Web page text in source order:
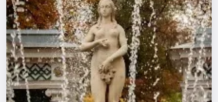
Спорт
События
Города
Площадки